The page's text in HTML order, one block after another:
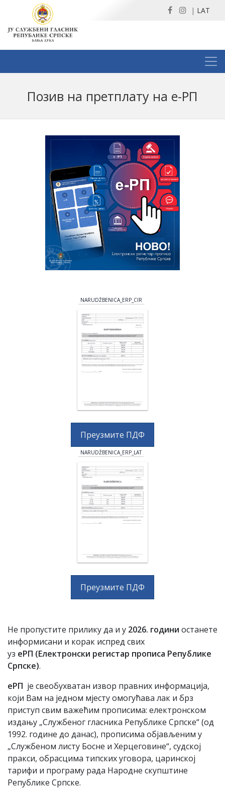
| LAT
Позив на претплату на е-РП
NARUDŽBENICA_ERP_CIR
Преузмите ПДФ
NARUDŽBENICA_ERP_LAT
Преузмите ПДФ
Не пропустите прилику да и у 2026. години останете
информисани и корак испред свих
уз еРП (Електронски регистар прописа Републике
Српске).
еРП је свеобухватан извор правних информација,
који Вам на једном мјесту омогућава лак и брз
приступ свим важећим прописима: електронском
издању „Службеног гласника Републике Српске“ (од
1992. године до данас), прописима објављеним у
„Службеном листу Босне и Херцеговине“, судској
пракси, обрасцима типских уговора, царинској
тарифи и програму рада Народне скупштине
Републике Српске.